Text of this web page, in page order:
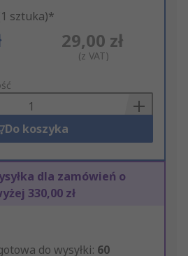
sztuka)*
29,00 zł
(z VAT)
Do koszyka
dla zamówień o
330,00 zł
do wysyłki: 60